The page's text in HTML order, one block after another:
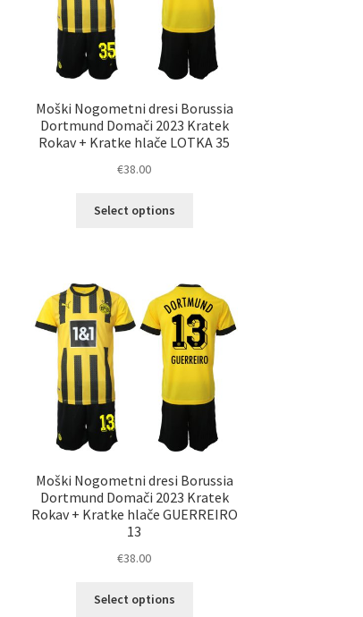
izdelka
Moški Nogometni dresi Borussia
Dortmund Domači 2023 Kratek
Rokav + Kratke hlače LOTKA 35
€38.00
Select options
Možnosti
lahko
izberete
na
strani
izdelka
Moški Nogometni dresi Borussia
Dortmund Domači 2023 Kratek
Rokav + Kratke hlače GUERREIRO
13
€38.00
Select options